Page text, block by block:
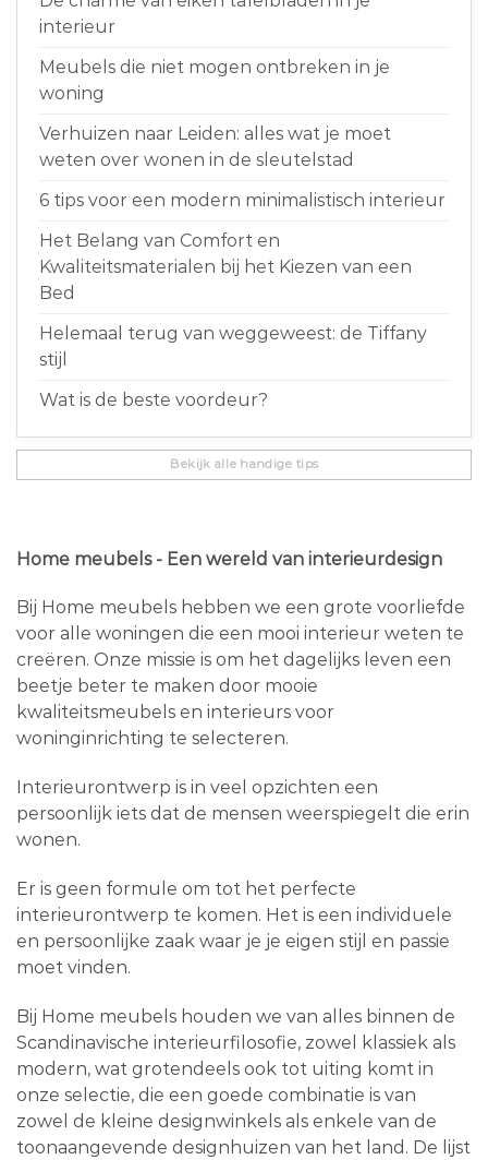
interieur
Meubels die niet mogen ontbreken in je
woning
Verhuizen naar Leiden: alles wat je moet
weten over wonen in de sleutelstad
6 tips voor een modern minimalistisch interieur
Het Belang van Comfort en
Kwaliteitsmaterialen bij het Kiezen van een
Bed
Helemaal terug van weggeweest: de Tiffany
stijl
Wat is de beste voordeur?
Bekijk alle handige tips
Home meubels - Een wereld van interieurdesign
Bij Home meubels hebben we een grote voorliefde
voor alle woningen die een mooi interieur weten te
creëren. Onze missie is om het dagelijks leven een
beetje beter te maken door mooie
kwaliteitsmeubels en interieurs voor
woninginrichting te selecteren.
Interieurontwerp is in veel opzichten een
persoonlijk iets dat de mensen weerspiegelt die erin
wonen.
Er is geen formule om tot het perfecte
interieurontwerp te komen. Het is een individuele
en persoonlijke zaak waar je je eigen stijl en passie
moet vinden.
Bij Home meubels houden we van alles binnen de
Scandinavische interieurfilosofie, zowel klassiek als
modern, wat grotendeels ook tot uiting komt in
onze selectie, die een goede combinatie is van
zowel de kleine designwinkels als enkele van de
toonaangevende designhuizen van het land. De lijst